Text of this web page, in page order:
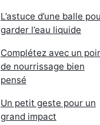
L’astuce d’une balle
garder l’eau liquide
Complétez avec un
de nourrissage bien
pensé
Un petit geste pour un
grand impact